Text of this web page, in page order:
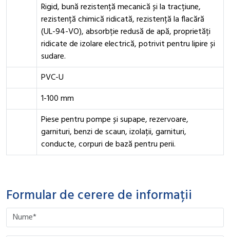
Rigid, bună rezistență mecanică și la tracțiune,
rezistență chimică ridicată, rezistență la flacără
(UL-94-VO), absorbție redusă de apă, proprietăți
ridicate de izolare electrică, potrivit pentru lipire și
sudare.
PVC-U
1-100 mm
Piese pentru pompe și supape, rezervoare,
garnituri, benzi de scaun, izolații, garnituri,
conducte, corpuri de bază pentru perii.
Formular de cerere de informații
leave this field empty.
leave this field empty.
leave this field empty.
leave this field empty.